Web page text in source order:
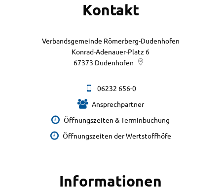
Kontakt
Verbandsgemeinde Römerberg-Dudenhofen
Konrad-Adenauer-Platz 6
67373 Dudenhofen
06232 656-0
Ansprechpartner
Öffnungszeiten & Terminbuchung
Öffnungszeiten der Wertstoffhöfe
Informationen